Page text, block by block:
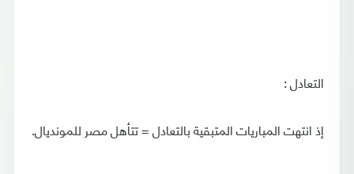
التعادل :
إذ انتهت المباريات المتبقية بالتعادل = تتأهل مصر للمونديال.